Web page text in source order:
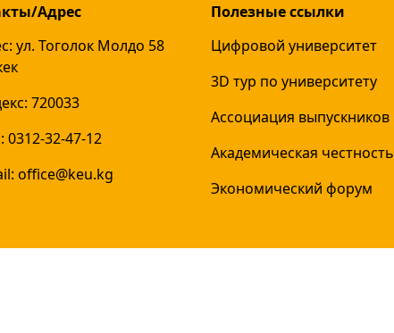
Адрес
ул. Тоголок Молдо 58
720033
0312-32-47-12
office@keu.kg
Полезные ссылки
Цифровой университет
3D тур по университету
Ассоциация выпускников
Академическая честность
Экономический форум